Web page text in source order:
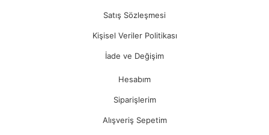
Satış Sözleşmesi
Kişisel Veriler Politikası
İade ve Değişim
Hesabım
Siparişlerim
Alışveriş Sepetim